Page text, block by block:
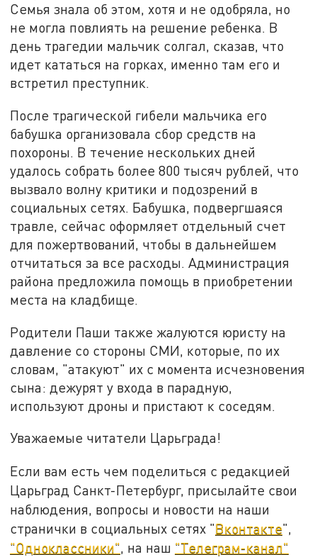
Семья знала об этом, хотя и не одобряла, но
не могла повлиять на решение ребенка. В
день трагедии мальчик солгал, сказав, что
идет кататься на горках, именно там его и
встретил преступник.
После трагической гибели мальчика его
бабушка организовала сбор средств на
похороны. В течение нескольких дней
удалось собрать более 800 тысяч рублей, что
вызвало волну критики и подозрений в
социальных сетях. Бабушка, подвергшаяся
травле, сейчас оформляет отдельный счет
для пожертвований, чтобы в дальнейшем
отчитаться за все расходы. Администрация
района предложила помощь в приобретении
места на кладбище.
Родители Паши также жалуются юристу на
давление со стороны СМИ, которые, по их
словам, "атакуют" их с момента исчезновения
сына: дежурят у входа в парадную,
используют дроны и пристают к соседям.
Уважаемые читатели Царьграда!
Если вам есть чем поделиться с редакцией
Царьград Санкт-Петербург, присылайте свои
наблюдения, вопросы и новости на наши
странички в социальных сетях "Вконтакте",
"Одноклассники", на наш "Телеграм-канал"